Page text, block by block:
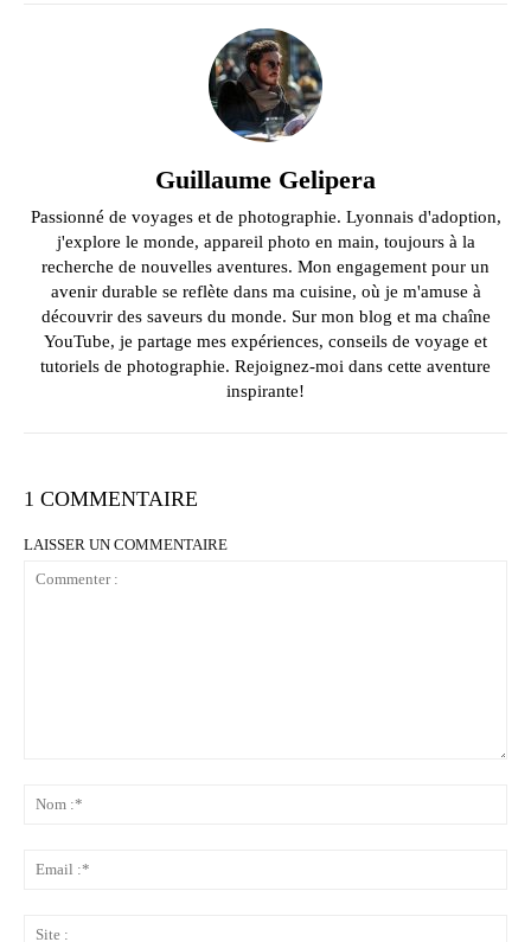
Guillaume Gelipera
Passionné de voyages et de photographie. Lyonnais d'adoption,
j'explore le monde, appareil photo en main, toujours à la
recherche de nouvelles aventures. Mon engagement pour un
avenir durable se reflète dans ma cuisine, où je m'amuse à
découvrir des saveurs du monde. Sur mon blog et ma chaîne
YouTube, je partage mes expériences, conseils de voyage et
tutoriels de photographie. Rejoignez-moi dans cette aventure
inspirante!
1 COMMENTAIRE
LAISSER UN COMMENTAIRE